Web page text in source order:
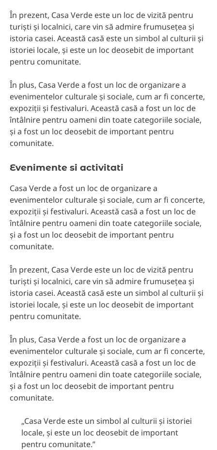
În prezent, Casa Verde este un loc de vizită pentru
turiști și localnici, care vin să admire frumusețea și
istoria casei. Această casă este un simbol al culturii și
istoriei locale, și este un loc deosebit de important
pentru comunitate.
În plus, Casa Verde a fost un loc de organizare a
evenimentelor culturale și sociale, cum ar fi concerte,
expoziții și festivaluri. Această casă a fost un loc de
întâlnire pentru oameni din toate categoriile sociale,
și a fost un loc deosebit de important pentru
comunitate.
Evenimente si activitati
Casa Verde a fost un loc de organizare a
evenimentelor culturale și sociale, cum ar fi concerte,
expoziții și festivaluri. Această casă a fost un loc de
întâlnire pentru oameni din toate categoriile sociale,
și a fost un loc deosebit de important pentru
comunitate.
În prezent, Casa Verde este un loc de vizită pentru
turiști și localnici, care vin să admire frumusețea și
istoria casei. Această casă este un simbol al culturii și
istoriei locale, și este un loc deosebit de important
pentru comunitate.
În plus, Casa Verde a fost un loc de organizare a
evenimentelor culturale și sociale, cum ar fi concerte,
expoziții și festivaluri. Această casă a fost un loc de
întâlnire pentru oameni din toate categoriile sociale,
și a fost un loc deosebit de important pentru
comunitate.
„Casa Verde este un simbol al culturii și istoriei
locale, și este un loc deosebit de important
pentru comunitate.”